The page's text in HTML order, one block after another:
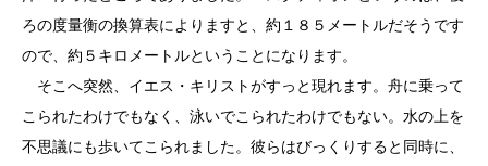
ろの度量衡の換算表によりますと、約１８５メートルだそうです
ので、約５キロメートルということになります。
そこへ突然、イエス・キリストがすっと現れます。舟に乗って
こられたわけでもなく、泳いでこられたわけでもない。水の上を
不思議にも歩いてこられました。彼らはびっくりすると同時に、